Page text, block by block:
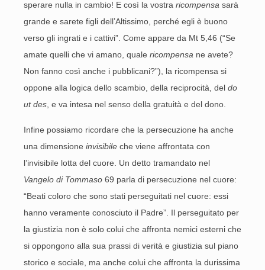
sperare nulla in cambio! E così la vostra ricompensa sarà
grande e sarete figli dell’Altissimo, perché egli è buono
verso gli ingrati e i cattivi”. Come appare da Mt 5,46 (“Se
amate quelli che vi amano, quale ricompensa ne avete?
Non fanno così anche i pubblicani?”), la ricompensa si
oppone alla logica dello scambio, della reciprocità, del do
ut des , e va intesa nel senso della gratuità e del dono.
Infine possiamo ricordare che la persecuzione ha anche
una dimensione invisibile che viene affrontata con
l’invisibile lotta del cuore. Un detto tramandato nel
Vangelo di Tommaso 69 parla di persecuzione nel cuore:
“Beati coloro che sono stati perseguitati nel cuore: essi
hanno veramente conosciuto il Padre”. Il perseguitato per
la giustizia non è solo colui che affronta nemici esterni che
si oppongono alla sua prassi di verità e giustizia sul piano
storico e sociale, ma anche colui che affronta la durissima